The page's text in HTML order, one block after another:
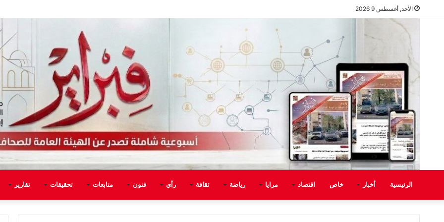
الأحد, أغسطس 9 2026
الرئيسية أخبار خاص اقتصاد مرايا رياضة ثقافة رأي فنون متابعات تحقيقات تقارير